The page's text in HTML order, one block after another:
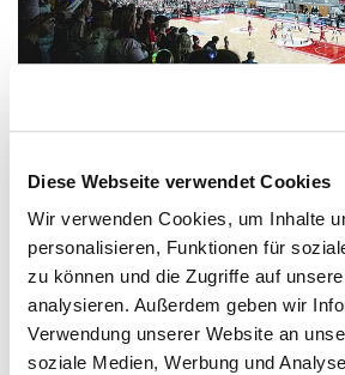
Diese Webseite verwendet Cookies
Wir verwenden Cookies, um Inhalte
personalisieren, Funktionen für
zu können und die Zugriffe auf
analysieren. Außerdem geben wir
Verwendung unserer Website an
soziale Medien, Werbung und